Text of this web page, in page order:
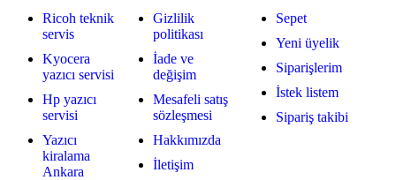
Ricoh teknik
servis
Kyocera
yazıcı servisi
Hp yazıcı
servisi
Yazıcı
kiralama
Ankara
Gizlilik
politikası
İade ve
değişim
Mesafeli satış
sözleşmesi
Hakkımızda
İletişim
Sepet
Yeni üyelik
Siparişlerim
İstek listem
Sipariş takibi